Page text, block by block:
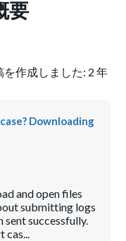
要
を作成しました: 2 年
Downloading
and open files
submitting logs
sent successfully.
cas...